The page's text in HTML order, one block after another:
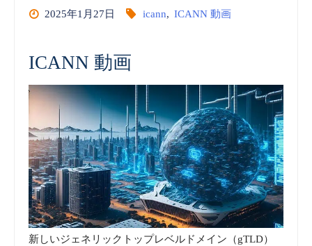
2025年1月27日 icann, ICANN 動画
ICANN 動画
新しいジェネリックトップレベルドメイン（gTLD）